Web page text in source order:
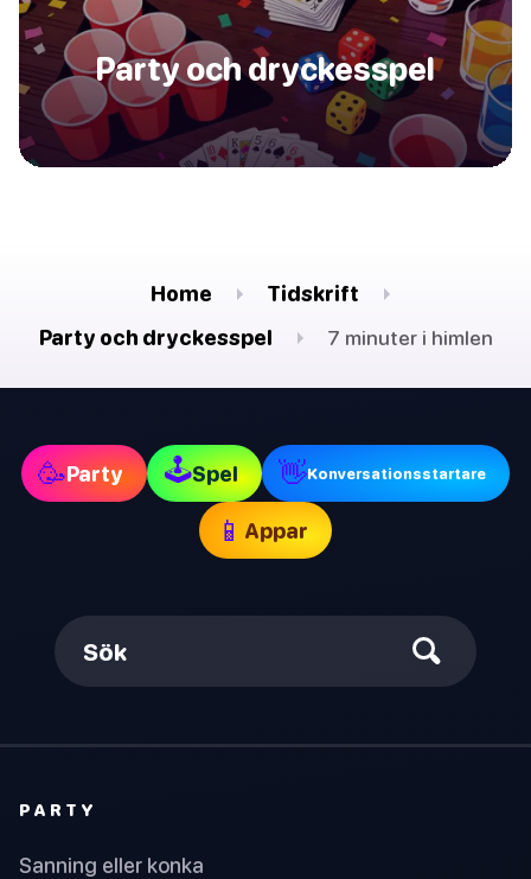
Party och dryckesspel
Home
Tidskrift
Party och dryckesspel
7 minuter i himlen
🥳Party 🕹Spel 👋Konversationsstartare
📱 Appar
Sök
PARTY
Sanning eller konka